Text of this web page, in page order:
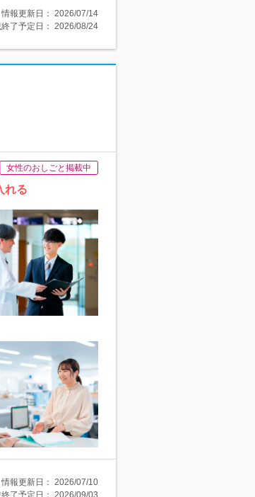
情報更新日： 2026/07/14
了予定日： 2026/08/24
女性のおしごと掲載中
れる
情報更新日： 2026/07/10
了予定日： 2026/09/03